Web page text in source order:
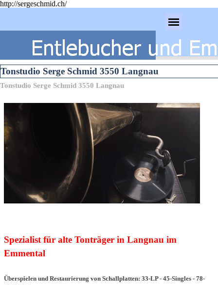
http://sergeschmid.ch/
Tonstudio Serge Schmid 3550 Langnau
Tonstudio Serge Schmid 3550 Langnau
Spezialist für alte Tonträger in Langnau im
Emmental
Überspielen und Restaurierung von Schallplatten: 33-LP - 45-Singles - 78-